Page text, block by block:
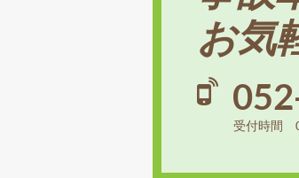
お気
受付時間